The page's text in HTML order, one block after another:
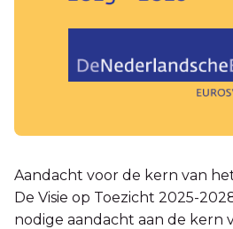
Aandacht voor de kern van
De Visie op Toezicht 2025-
nodige aandacht aan de kern